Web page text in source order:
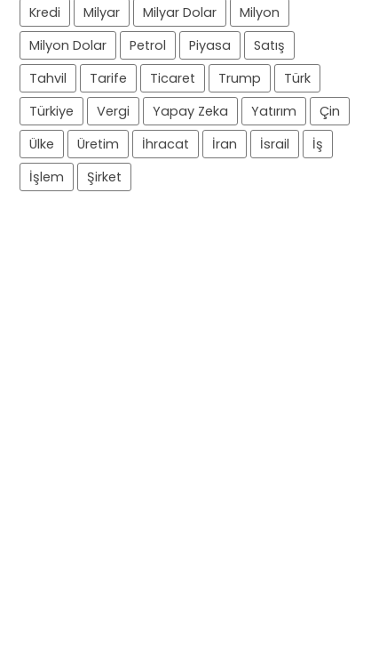
Kredi
Milyar Milyar Dolar
Milyon
Milyon Dolar
Petrol Piyasa
Satış
Tahvil
Tarife Ticaret Trump
Türk
Türkiye
Vergi Yapay Zeka Yatırım
Çin
Ülke
Üretim İhracat İran İsrail
İş
İşlem
Şirket